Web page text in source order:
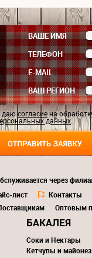
ВАШЕ ИМЯ
ТЕЛЕФОН
E-MAIL
ВАШ РЕГИОН
даюсогласиена
данных.
через
лист Контакты
Оптовым
БАКАЛЕЯ
Соки и Нектары
Кетчупы и